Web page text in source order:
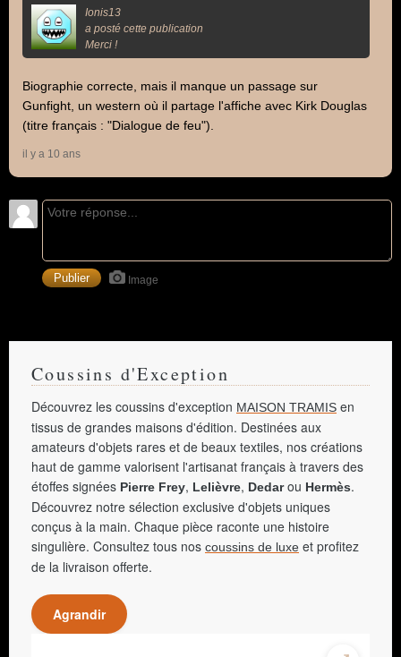
Ionis13
a posté cette publication
Merci !
Biographie correcte, mais il manque un passage sur
Gunfight, un western où il partage l'affiche avec Kirk Douglas
(titre français : "Dialogue de feu").
il y a 10 ans
Image
Coussins d'Exception
Découvrez les coussins d'exception MAISON TRAMIS en
tissus de grandes maisons d'édition. Destinées aux
amateurs d'objets rares et de beaux textiles, nos créations
haut de gamme valorisent l'artisanat français à travers des
étoffes signées Pierre Frey, Lelièvre, Dedarou Hermès.
Découvrez notre sélection exclusive d'objets uniques
conçus à la main. Chaque pièce raconte une histoire
singulière. Consultez tous nos coussins de luxe et profitez
de la livraison offerte.
Agrandir